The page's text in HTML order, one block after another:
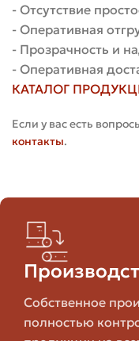
Плотность
Водопоглощение
Морозостойкость
цвета
Цена
- Отсутствие
- Оперативная
- Прозрачность и
- Оперативная
КАТАЛОГ
Если у вас есть
контакты.
Собственное
полностью